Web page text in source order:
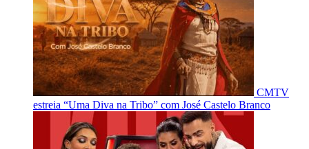
CMTV
estreia “Uma Diva na Tribo” com José Castelo Branco